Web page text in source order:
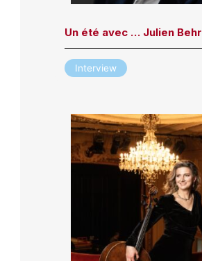
Un été avec … Julien Behr
Interview